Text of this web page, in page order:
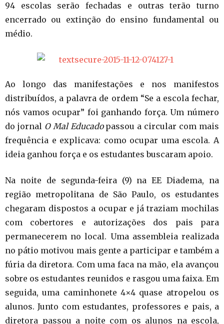
94 escolas serão fechadas e outras terão turno
encerrado ou extinção do ensino fundamental ou
médio.
Ao longo das manifestações e nos manifestos
distribuídos, a palavra de ordem “Se a escola fechar,
nós vamos ocupar” foi ganhando força. Um número
do jornal O Mal Educadopassou a circular com mais
frequência e explicava: como ocupar uma escola. A
ideia ganhou força e os estudantes buscaram apoio.
Na noite de segunda-feira (9) na EE Diadema, na
região metropolitana de São Paulo, os estudantes
chegaram dispostos a ocupar e já traziam mochilas
com cobertores e autorizações dos pais para
permanecerem no local. Uma assembleia realizada
no pátio motivou mais gente a participar e também a
fúria da diretora. Com uma faca na mão, ela avançou
sobre os estudantes reunidos e rasgou uma faixa. Em
seguida, uma caminhonete 4×4 quase atropelou os
alunos. Junto com estudantes, professores e pais, a
diretora passou a noite com os alunos na escola,